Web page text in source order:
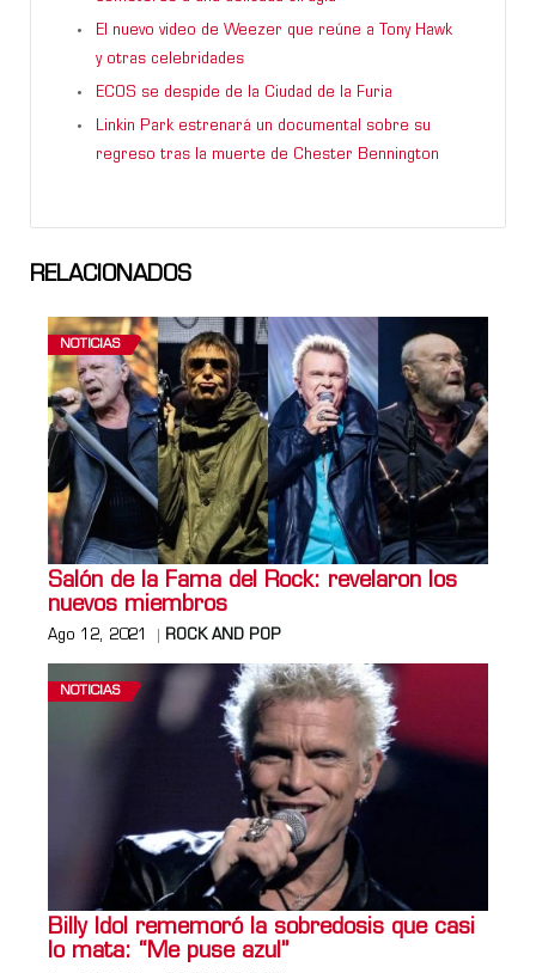
El nuevo video de Weezer que reúne a Tony Hawk
y otras celebridades
ECOS se despide de la Ciudad de la Furia
Linkin Park estrenará un documental sobre su
regreso tras la muerte de Chester Bennington
RELACIONADOS
NOTICIAS
Salón de la Fama del Rock: revelaron los
nuevos miembros
Ago 12, 2021 ROCK AND POP
NOTICIAS
Billy Idol rememoró la sobredosis que casi
lo mata: “Me puse azul”